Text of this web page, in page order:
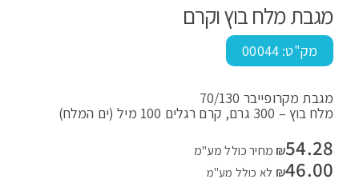
מגבת מלח בוץ וקרם
מק"ט: 00044
מגבת מקרופייבר 70/130
מלח בוץ – 300 גרם, קרם רגלים 100 מיל (ים המלח)
₪54.28
מחיר כולל מע"מ
₪46.00 לא כולל מע"מ